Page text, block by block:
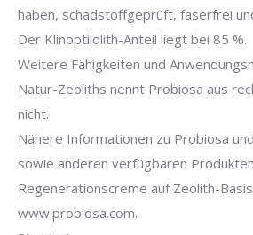
haben, schadstoffgeprüft, faserfrei
Der Klinoptilolith-Anteil liegt bei 85 %.
Weitere Fähigkeiten und
Natur-Zeoliths nennt Probiosa aus
nicht.
Nähere Informationen zu Probiosa
sowie anderen verfügbaren
Regenerationscreme auf Zeolith-
www.probiosa.com.